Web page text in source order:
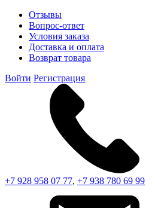
Отзывы
Вопрос-ответ
Условия заказа
Доставка и оплата
Возврат товара
Войти Регистрация
+7 928 958 07 77, +7 938 780 69 99